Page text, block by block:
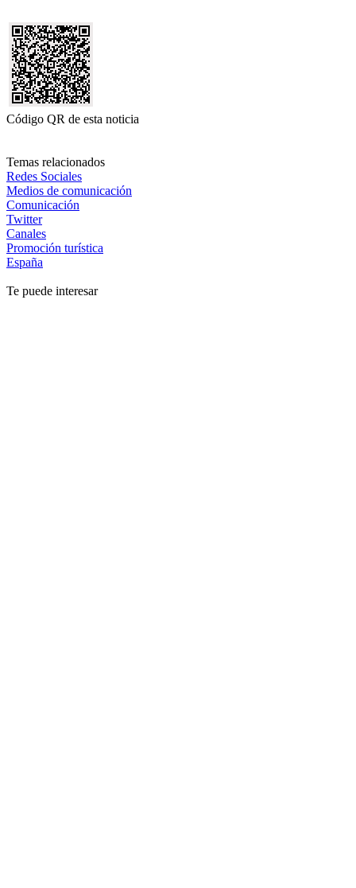
Código QR de esta noticia
Temas relacionados
Redes Sociales
Medios de comunicación
Comunicación
Twitter
Canales
Promoción turística
España
Te puede interesar